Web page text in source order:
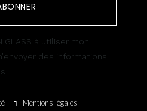
GLASS à utiliser mon
des informations
Mentions légales